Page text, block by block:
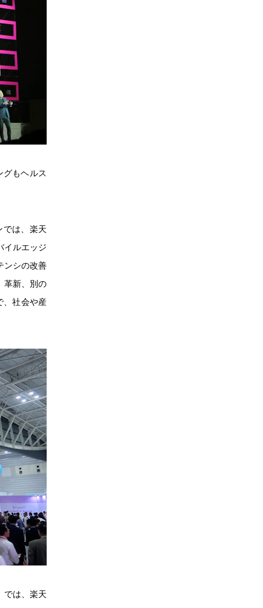
もヘルス
では、楽天
イルエッジ
ンシの改善
革新、別の
、社会や産
では、楽天